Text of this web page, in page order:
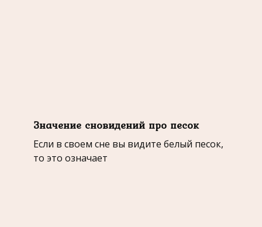
Значение сновидений про песок
Если в своем сне вы видите белый песок,
то это означает